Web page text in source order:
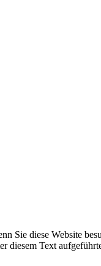
Sie diese Website
diesem Text